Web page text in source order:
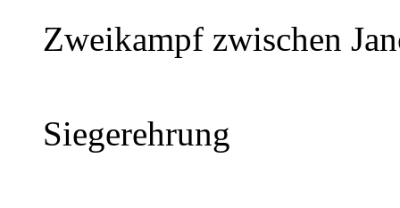
Zweikampf zwischen
Siegerehrung